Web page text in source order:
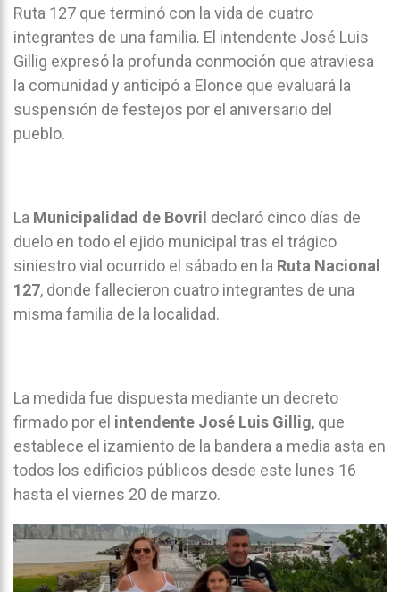
Ruta 127 que terminó con la vida de cuatro
integrantes de una familia. El intendente José Luis
Gillig expresó la profunda conmoción que atraviesa
la comunidad y anticipó a Elonce que evaluará la
suspensión de festejos por el aniversario del
pueblo.
La Municipalidad de Bovril declaró cinco días de
duelo en todo el ejido municipal tras el trágico
siniestro vial ocurrido el sábado en la Ruta Nacional
127, donde fallecieron cuatro integrantes de una
misma familia de la localidad.
La medida fue dispuesta mediante un decreto
firmado por el intendente José Luis Gillig, que
establece el izamiento de la bandera a media asta en
todos los edificios públicos desde este lunes 16
hasta el viernes 20 de marzo.